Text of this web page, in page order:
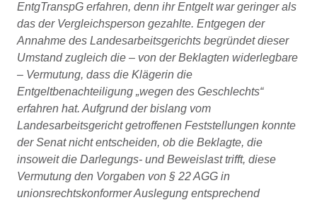
EntgTranspG erfahren, denn ihr Entgelt war geringer als
das der Vergleichsperson gezahlte. Entgegen der
Annahme des Landesarbeitsgerichts begründet dieser
Umstand zugleich die – von der Beklagten widerlegbare
– Vermutung, dass die Klägerin die
Entgeltbenachteiligung „wegen des Geschlechts“
erfahren hat. Aufgrund der bislang vom
Landesarbeitsgericht getroffenen Feststellungen konnte
der Senat nicht entscheiden, ob die Beklagte, die
insoweit die Darlegungs- und Beweislast trifft, diese
Vermutung den Vorgaben von § 22 AGG in
unionsrechtskonformer Auslegung entsprechend